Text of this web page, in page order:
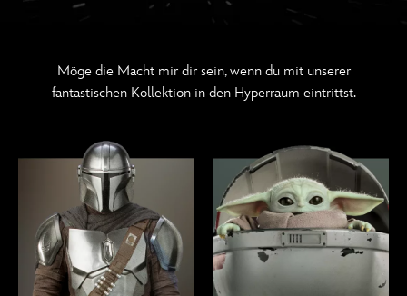
Möge die Macht mir dir sein, wenn du mit unserer
fantastischen Kollektion in den Hyperraum eintrittst.